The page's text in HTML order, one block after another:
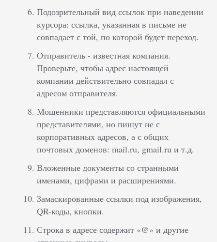
Подозрительный вид ссылок при наведении
курсора: ссылка, указанная в письме не
совпадает с той, по которой будет переход.
Отправитель - известная компания.
Проверьте, чтобы адрес настоящей
компании действительно совпадал с
адресом отправителя.
Мошенники представляются официальными
представителями, но пишут не с
корпоративных адресов, а с общих
почтовых доменов: mail.ru, gmail.ru и т.д.
Вложенные документы со странными
именами, цифрами и расширениями.
Замаскированные ссылки под изображения,
QR-коды, кнопки.
Строка в адресе содержит «@» и другие